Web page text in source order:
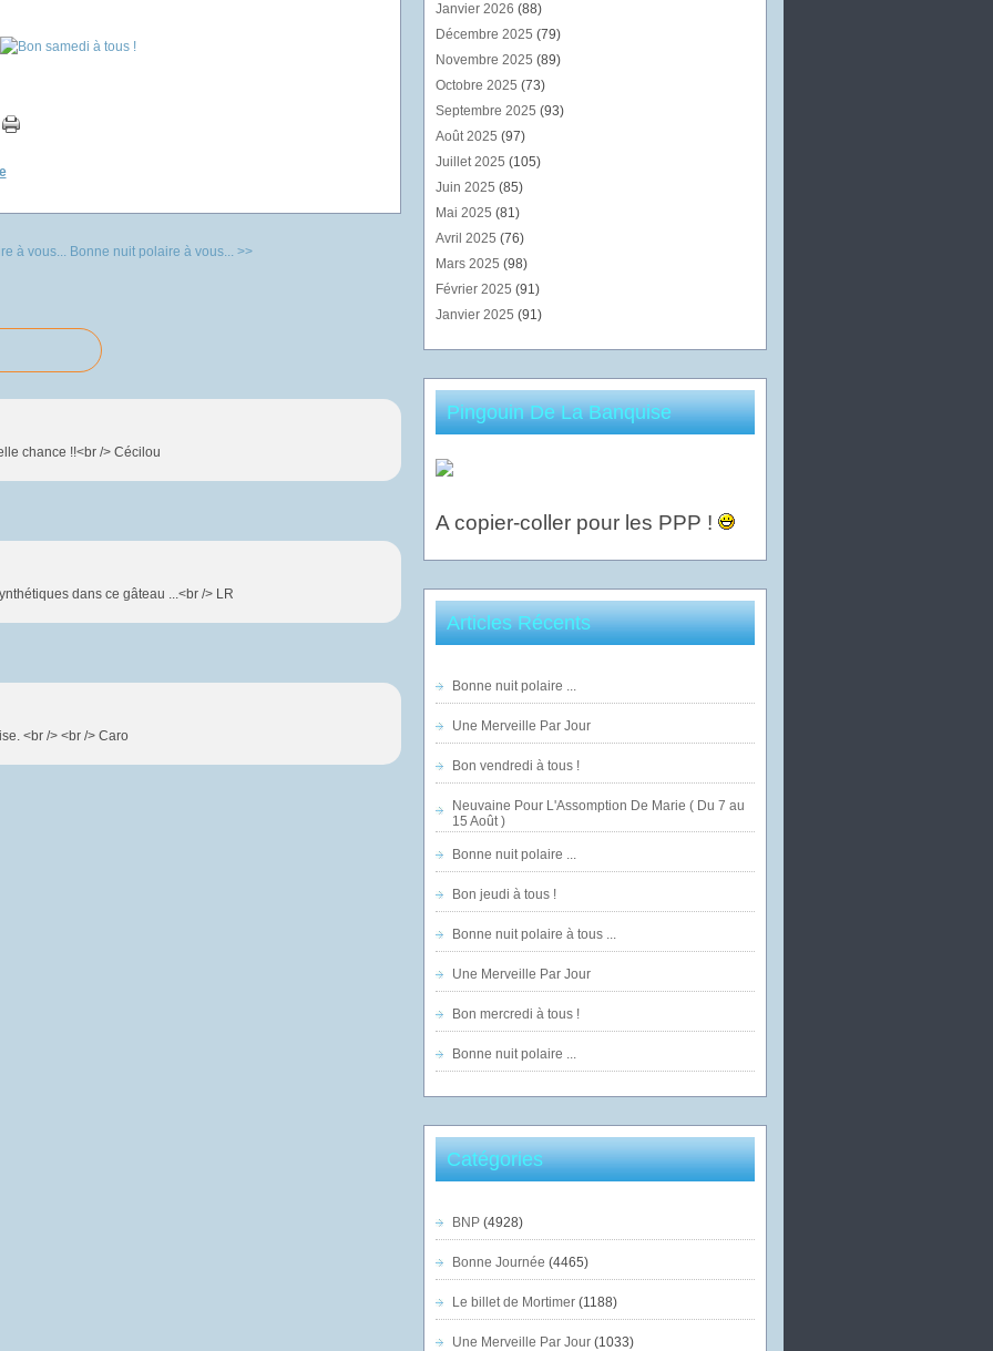
à vous... Bonne nuit polaire à vous... >>
chance !!<br /> Cécilou
dans ce gâteau ...<br /> LR
<br /> <br /> Caro
Janvier 2026 (88)
Décembre 2025 (79)
Novembre 2025 (89)
Octobre 2025 (73)
Septembre 2025 (93)
Août 2025 (97)
Juillet 2025 (105)
Juin 2025 (85)
Mai 2025 (81)
Avril 2025 (76)
Mars 2025 (98)
Février 2025 (91)
Janvier 2025 (91)
Pingouin De La Banquise
A copier-coller pour les PPP !
Articles Récents
Bonne nuit polaire ...
Une Merveille Par Jour
Bon vendredi à tous !
Neuvaine Pour L'Assomption De Marie ( Du 7 au
15 Août )
Bonne nuit polaire ...
Bon jeudi à tous !
Bonne nuit polaire à tous ...
Une Merveille Par Jour
Bon mercredi à tous !
Bonne nuit polaire ...
Catégories
BNP(4928)
Bonne Journée (4465)
Le billet de Mortimer(1188)
Une Merveille Par Jour(1033)